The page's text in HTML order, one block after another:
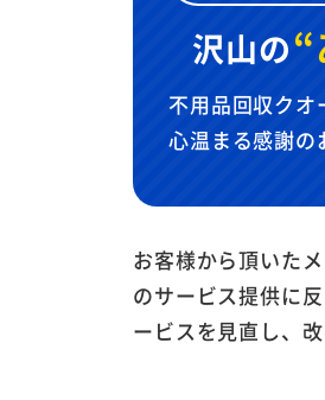
沢山の
不用品回収クオ
心温まる感謝の
お客様から頂いた
のサービス提供に
ービスを見直し、